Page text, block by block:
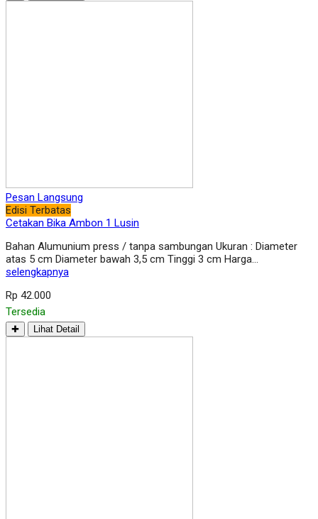
Pesan Langsung
Edisi Terbatas
Cetakan Bika Ambon 1 Lusin
Bahan Alumunium press / tanpa sambungan Ukuran : Diameter
atas 5 cm Diameter bawah 3,5 cm Tinggi 3 cm Harga…
selengkapnya
Rp 42.000
Tersedia
✚ Lihat Detail